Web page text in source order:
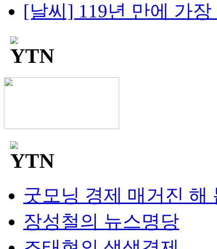
[날씨] 119년 만에 가장
굿모닝 경제 매거진 해
장성철의 뉴스명당